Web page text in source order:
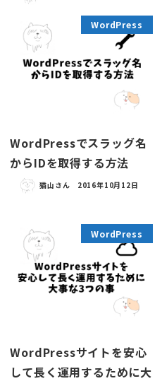
WordPress
WordPressでスラッグ名
からIDを取得する方法
猫山さん 2016年10月12日
WordPress
WordPressサイトを安心
して長く運用するために大